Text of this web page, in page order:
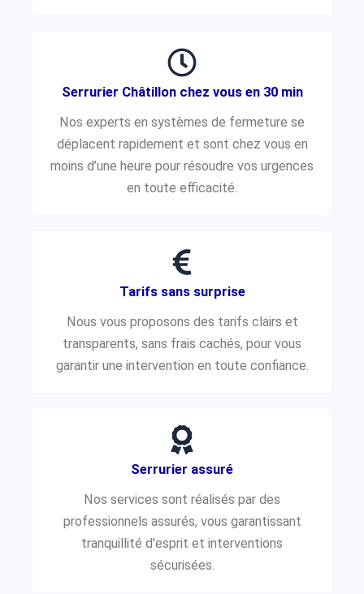
Serrurier Châtillon chez vous en 30 min
Nos experts en systèmes de fermeture se
déplacent rapidement et sont chez vous en
moins d’une heure pour résoudre vos urgences
en toute efficacité.
Tarifs sans surprise
Nous vous proposons des tarifs clairs et
transparents, sans frais cachés, pour vous
garantir une intervention en toute confiance.
Serrurier assuré
Nos services sont réalisés par des
professionnels assurés, vous garantissant
tranquillité d'esprit et interventions
sécurisées.